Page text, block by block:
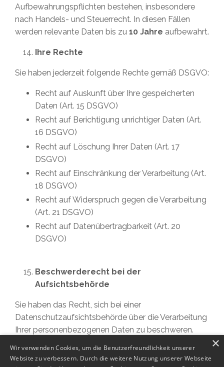
Aufbewahrungspflichten bestehen, insbesondere
nach Handels- und Steuerrecht. In diesen Fällen
werden relevante Daten bis zu 10 Jahre aufbewahrt.
Ihre Rechte
Sie haben jederzeit folgende Rechte gemäß DSGVO:
Recht auf Auskunft über Ihre gespeicherten
Daten (Art. 15 DSGVO)
Recht auf Berichtigung unrichtiger Daten (Art.
16 DSGVO)
Recht auf Löschung Ihrer Daten (Art. 17
DSGVO)
Recht auf Einschränkung der Verarbeitung (Art.
18 DSGVO)
Recht auf Widerspruch gegen die Verarbeitung
(Art. 21 DSGVO)
Recht auf Datenübertragbarkeit (Art. 20
DSGVO)
Beschwerderecht bei der
Aufsichtsbehörde
Sie haben das Recht, sich bei einer
Datenschutzaufsichtsbehörde über die Verarbeitung
Ihrer personenbezogenen Daten zu beschweren.
Zuständige Aufsichtsbehörde:
Wir verwenden Cookies, um die Benutzerfreundlichkeit unserer
Website zu verbessern. Durch die weitere Nutzung unserer Webseite
×